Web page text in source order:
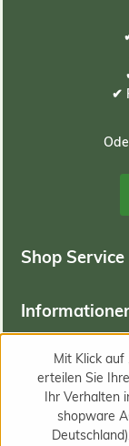
✔
Shop Service
Newsletter
Mit Klick auf
erteilen Sie
Ihr Verhalten
shopware